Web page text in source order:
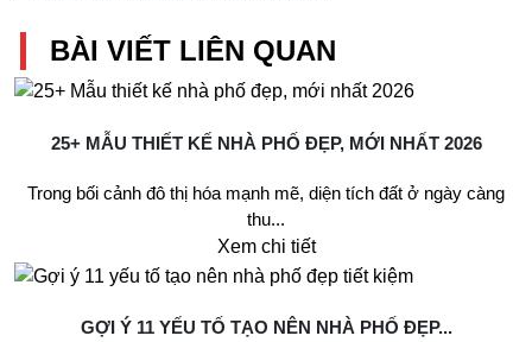
BÀI VIẾT LIÊN QUAN
25+ MẪU THIẾT KẾ NHÀ PHỐ ĐẸP, MỚI NHẤT 2026
Trong bối cảnh đô thị hóa mạnh mẽ, diện tích đất ở ngày càng
thu...
Xem chi tiết
GỢI Ý 11 YẾU TỐ TẠO NÊN NHÀ PHỐ ĐẸP...